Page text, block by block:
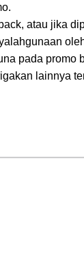
atau jika
pada promo
lainnya